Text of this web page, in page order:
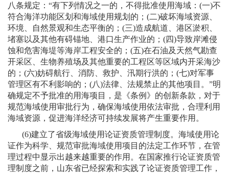
八条规定：“有下列情况之一的，不得批准使用海域： (一)不
符合海洋功能区划和海域使用规划的； (二)破坏海域资源、
环境、自然景观和生态平衡的； (三)造成航道、港区淤积、
堵塞以及其他有碍锚地、港口生产作业的； (四)导致岸滩侵
蚀和危害海堤等海岸工程安全的； (五)在石油及天然气勘查
开采区、生物养殖场及其他重要的工程区等区域内开采海沙
的； (六)妨碍航行、消防、救护、汛期行洪的； (七)对军事
管理区有不利影响的； (八)法律、法规禁止的其他项目。”明
确规定不予批准的用海项目，是《条例》的创新条款，对于
规范海域使用审批行为，确保海域使用依法审批，合理利用
海域资源，促进海洋经济可持续发展将产生重要作用。
(6)建立了省级海域使用论证资质管理制度。海域使用论
证作为科学、规范审批海域使用项目的法定工作环节，在管
理过程中显示出越来越重要的作用。在国家推行论证资质管
理制度之前，山东省已经探索和实践了论证资质管理工作，